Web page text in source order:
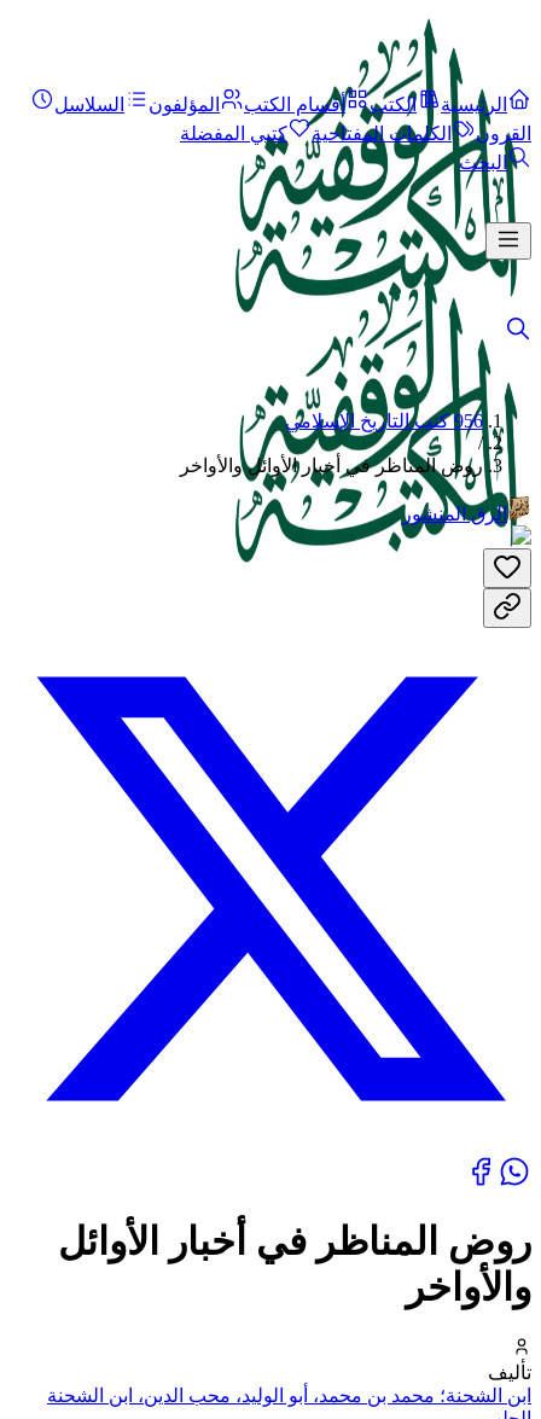
الرئيسية الكتب أقسام الكتب المؤلفون
السلاسل
القرون
الكلمات المفتاحية
كتبي المفضلة
البحث
956 كتب التاريخ الإسلامي
/
روض المناظر في أخبار الأوائل والأواخر
الرق المنشور
روض المناظر في أخبار الأوائل
والأواخر
تأليف
ابن الشحنة؛ محمد بن محمد، أبو الوليد، محب الدين، ابن الشحنة